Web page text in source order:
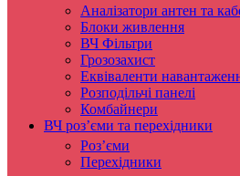
Аналізатори антен та
Блоки живлення
ВЧ Фільтри
Грозозахист
Еквіваленти
Розподільчі панелі
Комбайнери
ВЧ роз’єми та перехідники
Роз’єми
Перехідники